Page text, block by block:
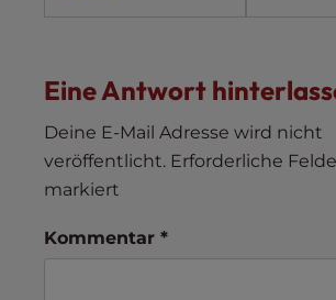
Eine Antwort
Deine E-Mail Adresse wird nicht
veröffentlicht. Erforderliche
markiert
Kommentar *